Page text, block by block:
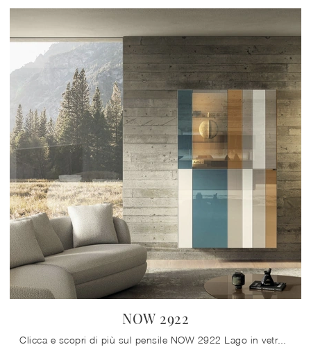
NOW 2922
Clicca e scopri di più sul pensile NOW 2922 Lago in vetro: arreda un living dinamico e operativo.